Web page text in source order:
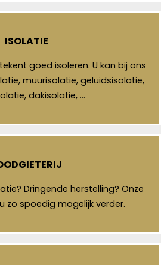
ISOLATIE
goed isoleren. U kan bij ons
muurisolatie, geluidsisolatie,
dakisolatie, …
Dringende herstelling? Onze
zo spoedig mogelijk verder.